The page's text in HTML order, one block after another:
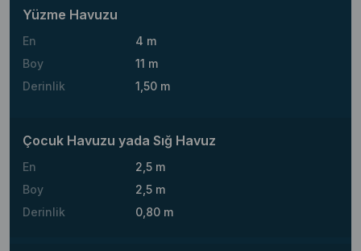
Yüzme Havuzu
En
4 m
Boy
11 m
Derinlik
1,50 m
Çocuk Havuzu yada Sığ Havuz
En
2,5 m
Boy
2,5 m
Derinlik
0,80 m